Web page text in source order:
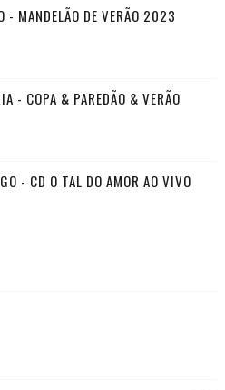
- MANDELÃO DE VERÃO 2023
- COPA & PAREDÃO & VERÃO
- CD O TAL DO AMOR AO VIVO